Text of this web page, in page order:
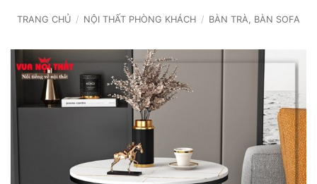
TRANG CHỦ / NỘI THẤT PHÒNG KHÁCH / BÀN TRÀ, BÀN SOFA